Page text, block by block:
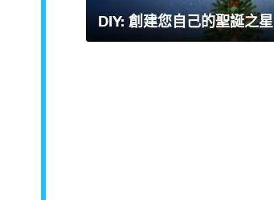
DIY: 創建您自己的聖誕之星